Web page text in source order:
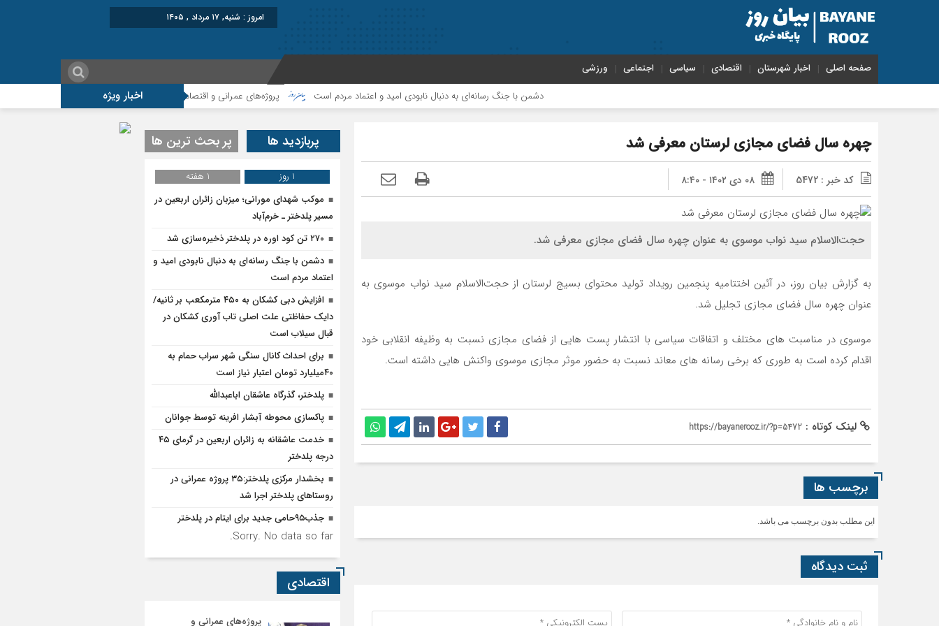
امروز : شنبه, ۱۷ مرداد , ۱۴۰۵
صفحه اصلی اخبار شهرستان اقتصادی سیاسی اجتماعی ورزشی
اخبار ویژه دشمن با جنگ رسانه‌ای به دنبال نابودی امید و اعتماد مردم است پروژه‌های عمرانی و اقتصادی، شتاب‌دهنده توسعه پلدختر هستند
چهره سال فضای مجازی لرستان معرفی شد
کد خبر : 5472 ۰۸ دی ۱۴۰۲ - ۸:۴۰
حجت‌الاسلام سید نواب موسوی به عنوان چهره سال فضای مجازی معرفی شد.
به گزارش بیان روز، در آئین اختتامیه پنجمین رویداد تولید محتوای بسیج لرستان از حجت‌الاسلام سید نواب موسوی به
عنوان چهره سال فضای مجازی تجلیل شد.
موسوی در مناسبت های مختلف و اتفاقات سیاسی با انتشار پست هایی از فضای مجازی نسبت به وظیفه انقلابی خود
اقدام کرده است به طوری که برخی رسانه های معاند نسبت به حضور موثر مجازی موسوی واکنش هایی داشته است.
لینک کوتاه : https://bayanerooz.ir/?p=5472
برچسب ها
این مطلب بدون برچسب می باشد.
ثبت دیدگاه
پربازدید ها پر بحث ترین ها
1 روز
1 هفته
موکب شهدای مورانی؛ میزبان زائران اربعین در
مسیر پلدختر ـ خرم‌آباد
۲۷۰ تن کود اوره در پلدختر ذخیره‌سازی شد
دشمن با جنگ رسانه‌ای به دنبال نابودی امید و
اعتماد مردم است
افزایش دبی کشکان به ۴۵۰ مترمکعب بر ثانیه/
دایک حفاظتی علت اصلی تاب آوری کشکان در
قبال سیلاب است
برای احداث کانال سنگی شهر سراب حمام به
۴۰میلیارد تومان اعتبار نیاز است
پلدختر، گذرگاه عاشقان اباعبدالله
پاکسازی محوطه آبشار افرینه توسط جوانان
خدمت عاشقانه به زائران اربعین در گرمای ۴۵
درجه پلدختر
بخشدار مرکزی پلدختر:۳۵ پروژه عمرانی در
روستاهای پلدختر اجرا شد
جذب۹۵حامی جدید برای ایتام در پلدختر
Sorry. No data so far.
اقتصادی
پروژه‌های عمرانی و